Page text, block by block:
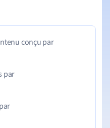
conçu par
par